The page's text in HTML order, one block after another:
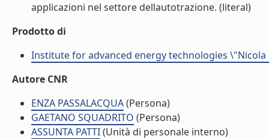
applicazioni nel settore dellautotrazione. (literal)
Prodotto di
Institute for advanced energy technologies \"Nicola
Autore CNR
ENZA PASSALACQUA(Persona)
GAETANO SQUADRITO (Persona)
ASSUNTA PATTI(Unità di personale interno)